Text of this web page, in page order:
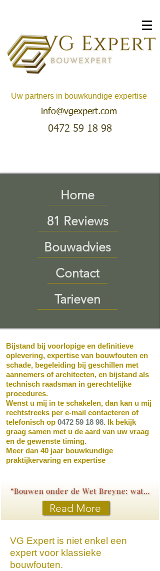
Uw partners in bouwkundige expertise
info@vgexpert.com
0472 59 18 98
Home
81 Reviews
Bouwadvies
Contact
Tarieven
Bijstand bij voorlopige en definitieve
oplevering, expertise van bouwfouten en
schade, begeleiding bij geschillen met
aannemers of architecten, en bijstand als
technisch raadsman in gerechtelijke
procedures.
Wenst u mij in te schakelen, dan kan u mij
rechtstreeks per e-mail contacteren of
telefonisch op 0472 59 18 98. Ik bekijk
graag samen met u de aard van uw vraag
en de gewenste timing.
Meer dan 40 jaar bouwkundige
praktijkervaring en expertise
“Bouwen onder de Wet Breyne: wat elke koper moet weten”
Read More
VG Expert is niet enkel een
expert voor klassieke
bouwfouten.